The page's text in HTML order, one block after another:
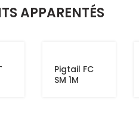
APPARENTÉS
Pigtail FC
SM 1M